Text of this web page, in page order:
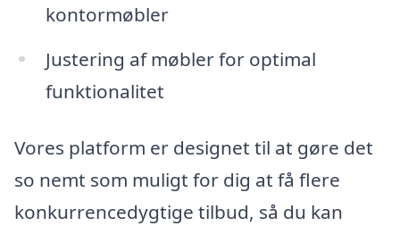
kontormøbler
Justering af møbler for optimal
funktionalitet
Vores platform er designet til at gøre det
so nemt som muligt for dig at få flere
konkurrencedygtige tilbud, så du kan